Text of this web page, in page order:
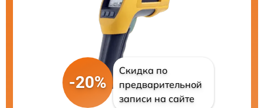
-20%
Скидка по
предварительной
записи на сайте